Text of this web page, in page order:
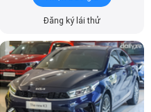
KIA K3 1.6 Luxury (Máy xăng)
584 triệu